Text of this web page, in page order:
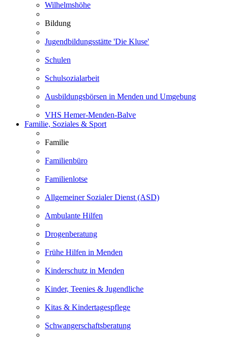
Wilhelmshöhe
Bildung
Jugendbildungsstätte 'Die Kluse'
Schulen
Schulsozialarbeit
Ausbildungsbörsen in Menden und Umgebung
VHS Hemer-Menden-Balve
Familie, Soziales & Sport
Familie
Familienbüro
Familienlotse
Allgemeiner Sozialer Dienst (ASD)
Ambulante Hilfen
Drogenberatung
Frühe Hilfen in Menden
Kinderschutz in Menden
Kinder, Teenies & Jugendliche
Kitas & Kindertagespflege
Schwangerschaftsberatung